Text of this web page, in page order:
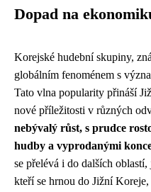
Dopad na
Korejské hudební skupiny,
globálním fenoménem s
Tato vlna popularity přináší
nové příležitosti v různých
nebývalý růst, s prudce
hudby a vyprodanými
se přelévá i do dalších
kteří se hrnou do Jižní